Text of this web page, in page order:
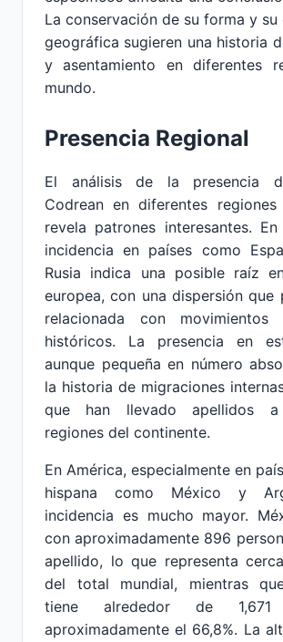
La conservación de su forma y
geográfica sugieren una historia
y asentamiento en diferentes
mundo.
Presencia Regional
El análisis de la presencia
Codrean en diferentes
revela patrones interesantes.
incidencia en países como
Rusia indica una posible raíz
europea, con una dispersión que
relacionada con movimientos
históricos. La presencia en
aunque pequeña en número
la historia de migraciones
que han llevado apellidos a
regiones del continente.
En América, especialmente en
hispana como México y
incidencia es mucho mayor.
con aproximadamente 896
apellido, lo que representa
del total mundial, mientras
tiene alrededor de 1,671
aproximadamente el 66,8%. La